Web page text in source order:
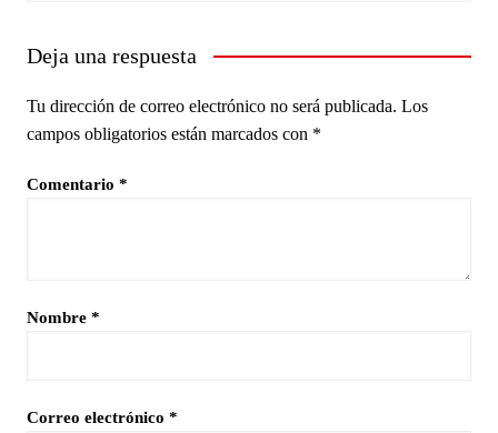
Deja una respuesta
Tu dirección de correo electrónico no será publicada. Los
campos obligatorios están marcados con *
Comentario *
Nombre *
Correo electrónico *